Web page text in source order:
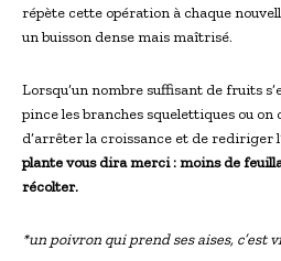
répète cette opération à chaque
un buisson dense mais maîtrisé.
Lorsqu’un nombre suffisant de fruits
pince les branches squelettiques ou on
d’arrêter la croissance et de rediriger
plante vous dira merci : moins de
récolter.
*un poivron qui prend ses aises, c’est